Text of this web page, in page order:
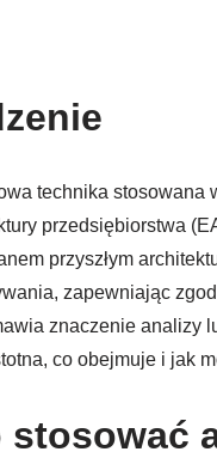
technika stosowana
przedsiębiorstwa
przyszłym
zapewniając
znaczenie analizy
co obejmuje i jak
stosować